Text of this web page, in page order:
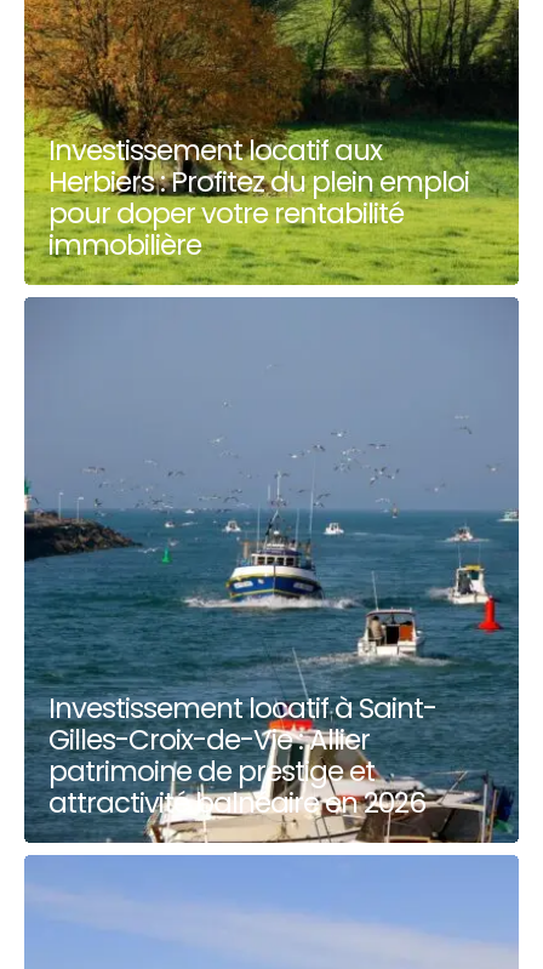
Investissement locatif aux
Herbiers : Profitez du plein emploi
pour doper votre rentabilité
immobilière
Investissement locatif à Saint-
Gilles-Croix-de-Vie : Allier
patrimoine de prestige et
attractivité balnéaire en 2026